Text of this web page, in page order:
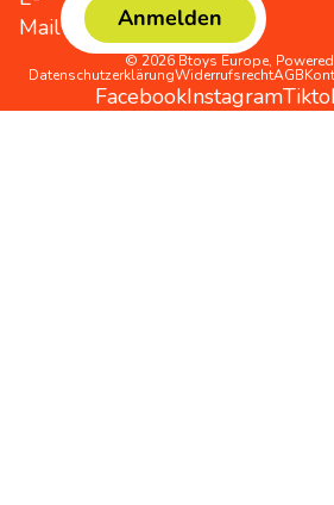
Mail
Anmelden
© 2026 Btoys Europe,
DatenschutzerklärungWiderrufsrechtAGB
FacebookInstagram